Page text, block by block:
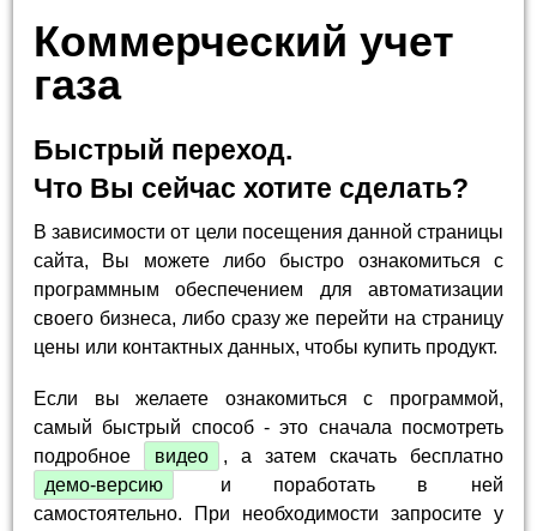
Коммерческий учет
газа
Быстрый переход.
Что Вы сейчас хотите сделать?
В зависимости от цели посещения данной страницы
сайта, Вы можете либо быстро ознакомиться с
программным обеспечением для автоматизации
своего бизнеса, либо сразу же перейти на страницу
цены или контактных данных, чтобы купить продукт.
Если вы желаете ознакомиться с программой,
самый быстрый способ - это сначала посмотреть
подробное
видео
, а затем скачать бесплатно
демо-версию
и поработать в ней
самостоятельно. При необходимости запросите у